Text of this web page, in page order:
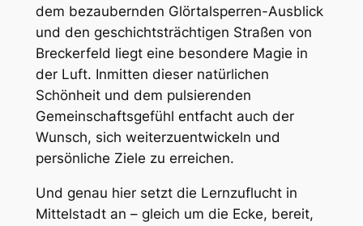
dem bezaubernden Glörtalsperren-Ausblick
und den geschichtsträchtigen Straßen von
Breckerfeld liegt eine besondere Magie in
der Luft. Inmitten dieser natürlichen
Schönheit und dem pulsierenden
Gemeinschaftsgefühl entfacht auch der
Wunsch, sich weiterzuentwickeln und
persönliche Ziele zu erreichen.
Und genau hier setzt die Lernzuflucht in
Mittelstadt an – gleich um die Ecke, bereit,